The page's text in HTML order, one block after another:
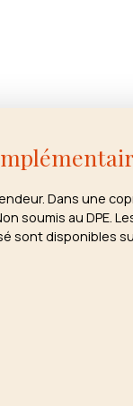
Dans une
soumis au DPE.
sont disponibles